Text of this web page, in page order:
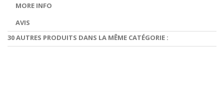
MORE INFO
AVIS
30 AUTRES PRODUITS DANS LA MÊME CATÉGORIE :